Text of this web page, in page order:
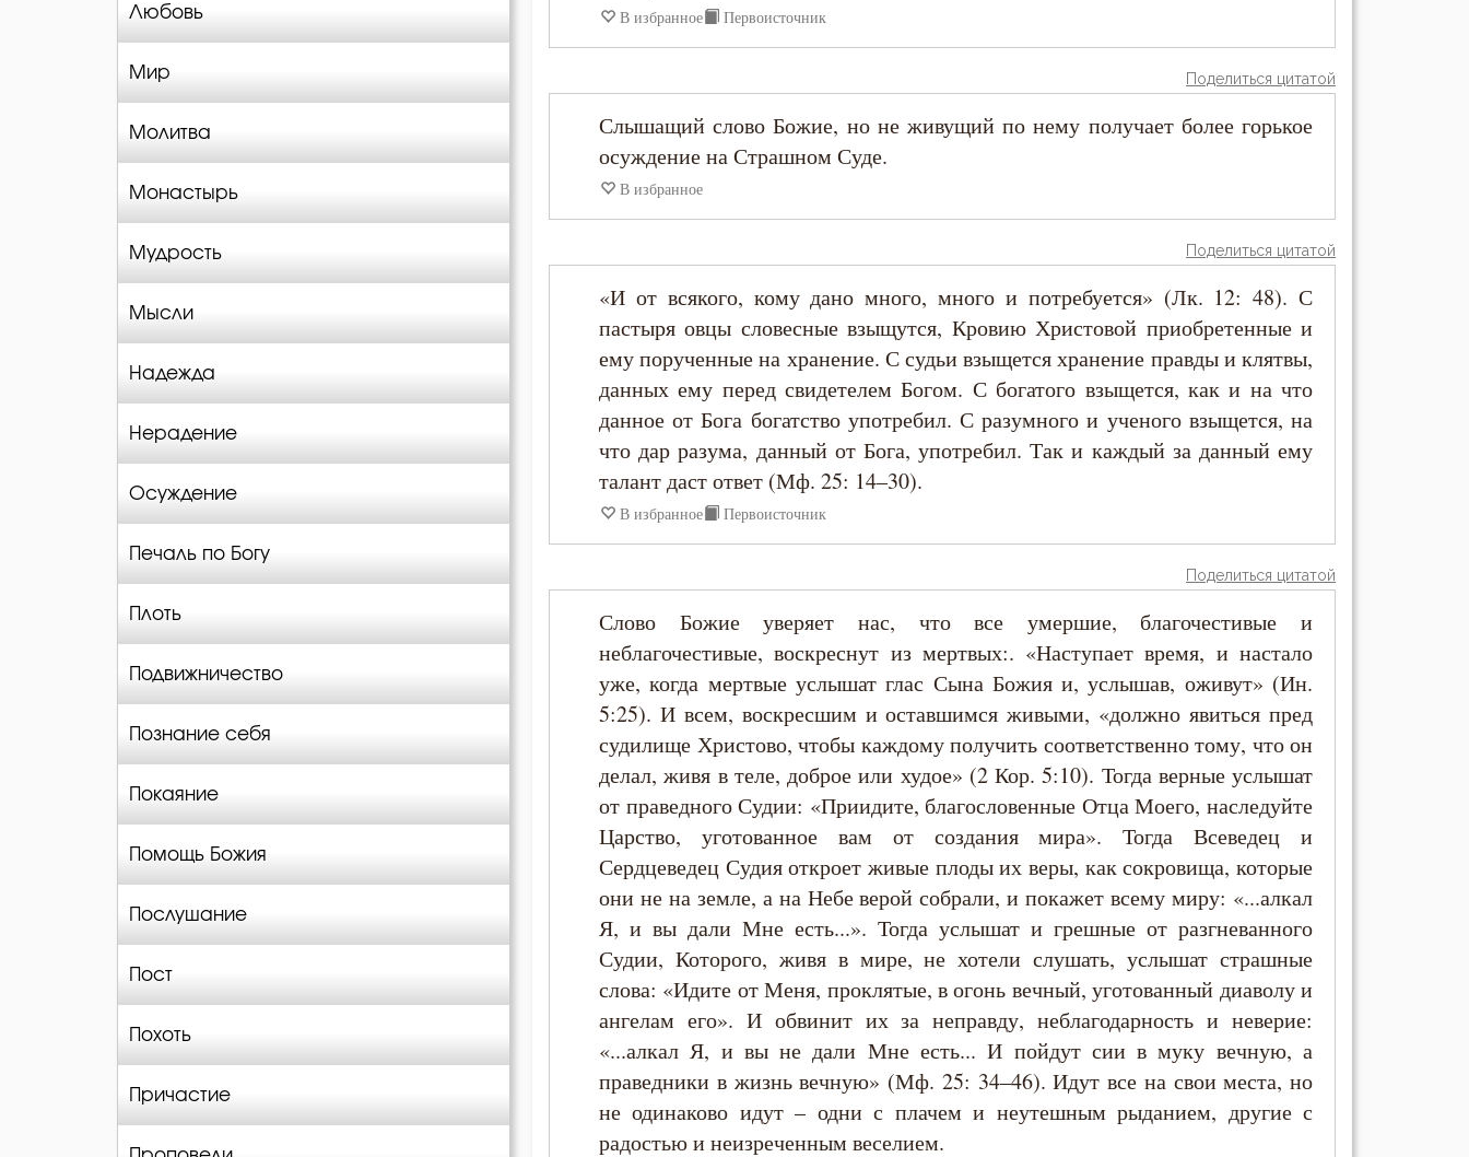
Любовь
Мир
Молитва
Монастырь
Мудрость
Мысли
Надежда
Нерадение
Осуждение
Печаль по Богу
Плоть
Подвижничество
Познание себя
Покаяние
Помощь Божия
Послушание
Пост
Похоть
Причастие
В избранное Первоисточник
Поделиться цитатой
Слышащий слово Божие, но не живущий по нему получает более горькое
осуждение на Страшном Суде.
В избранное
Поделиться цитатой
«И от всякого, кому дано много, много и потребуется» (Лк. 12: 48). С
пастыря овцы словесные взыщутся, Кровию Христовой приобретенные и
ему порученные на хранение. С судьи взыщется хранение правды и клятвы,
данных ему перед свидетелем Богом. С богатого взыщется, как и на что
данное от Бога богатство употребил. С разумного и ученого взыщется, на
что дар разума, данный от Бога, употребил. Так и каждый за данный ему
талант даст ответ (Мф. 25: 14–30).
В избранное Первоисточник
Поделиться цитатой
Слово Божие уверяет нас, что все умершие, благочестивые и
неблагочестивые, воскреснут из мертвых:. «Наступает время, и настало
уже, когда мертвые услышат глас Сына Божия и, услышав, оживут» (Ин.
5:25). И всем, воскресшим и оставшимся живыми, «должно явиться пред
судилище Христово, чтобы каждому получить соответственно тому, что он
делал, живя в теле, доброе или худое» (2 Кор. 5:10). Тогда верные услышат
от праведного Судии: «Приидите, благословенные Отца Моего, наследуйте
Царство, уготованное вам от создания мира». Тогда Всеведец и
Сердцеведец Судия откроет живые плоды их веры, как сокровища, которые
они не на земле, а на Небе верой собрали, и покажет всему миру: «...алкал
Я, и вы дали Мне есть...». Тогда услышат и грешные от разгневанного
Судии, Которого, живя в мире, не хотели слушать, услышат страшные
слова: «Идите от Меня, проклятые, в огонь вечный, уготованный диаволу и
ангелам его». И обвинит их за неправду, неблагодарность и неверие:
«...алкал Я, и вы не дали Мне есть... И пойдут сии в муку вечную, а
праведники в жизнь вечную» (Мф. 25: 34–46). Идут все на свои места, но
не одинаково идут – одни с плачем и неутешным рыданием, другие с
радостью и неизреченным веселием.